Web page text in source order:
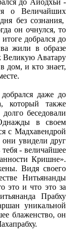
о Величайших
без сознания,
он очнулся, то
добрался до
жили в образе
Великую Аватару
дом, и кто знает,
даже до
который также
беседовали
в своем
с Мадхавендрой
увидели друг
тебя - величайшее
Кришне».
Видя своего
Нитьянанды
это и что это за
Прабху
уникальной
блаженство, он